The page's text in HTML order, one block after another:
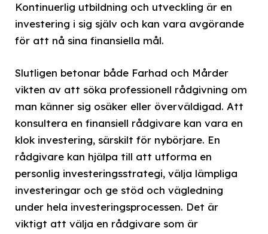
Kontinuerlig utbildning och utveckling är en
investering i sig själv och kan vara avgörande
för att nå sina finansiella mål.
Slutligen betonar både Farhad och Mårder
vikten av att söka professionell rådgivning om
man känner sig osäker eller överväldigad. Att
konsultera en finansiell rådgivare kan vara en
klok investering, särskilt för nybörjare. En
rådgivare kan hjälpa till att utforma en
personlig investeringsstrategi, välja lämpliga
investeringar och ge stöd och vägledning
under hela investeringsprocessen. Det är
viktigt att välja en rådgivare som är